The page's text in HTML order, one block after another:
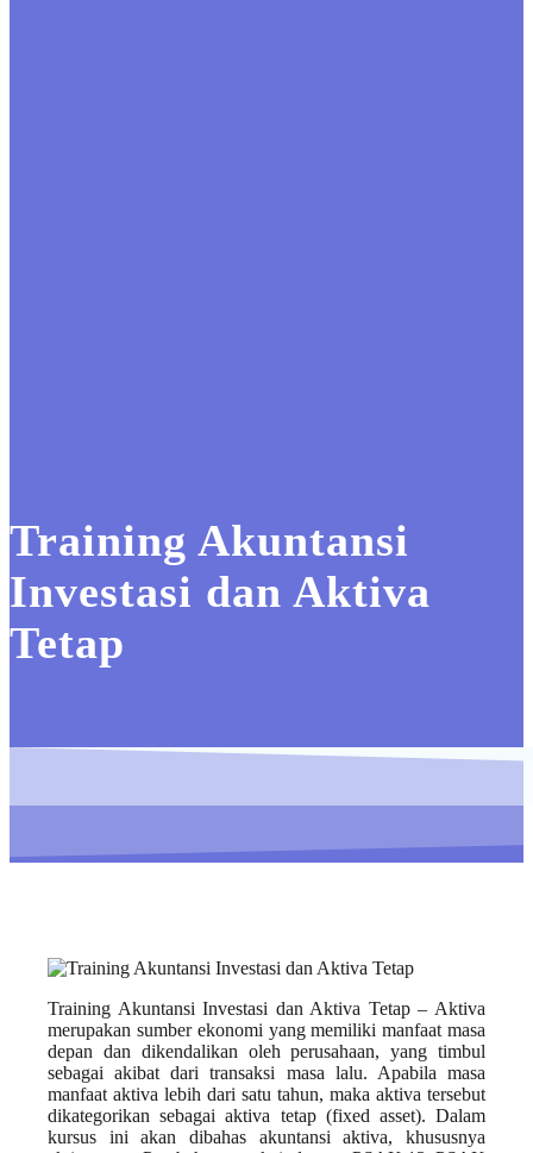
Training Akuntansi
Investasi dan Aktiva
Tetap
Training Akuntansi Investasi dan Aktiva Tetap – Aktiva
merupakan sumber ekonomi yang memiliki manfaat masa
depan dan dikendalikan oleh perusahaan, yang timbul
sebagai akibat dari transaksi masa lalu. Apabila masa
manfaat aktiva lebih dari satu tahun, maka aktiva tersebut
dikategorikan sebagai aktiva tetap (fixed asset). Dalam
kursus ini akan dibahas akuntansi aktiva, khususnya